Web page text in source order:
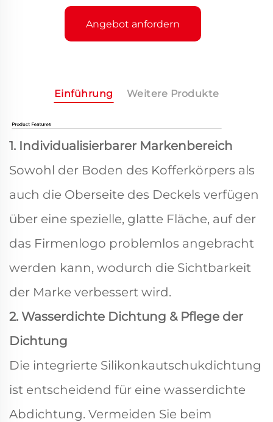
Angebot anfordern
Einführung Weitere Produkte
1. Individualisierbarer Markenbereich
Sowohl der Boden des Kofferkörpers als
auch die Oberseite des Deckels verfügen
über eine spezielle, glatte Fläche, auf der
das Firmenlogo problemlos angebracht
werden kann, wodurch die Sichtbarkeit
der Marke verbessert wird.
2. Wasserdichte Dichtung & Pflege der
Dichtung
Die integrierte Silikonkautschukdichtung
ist entscheidend für eine wasserdichte
Abdichtung. Vermeiden Sie beim